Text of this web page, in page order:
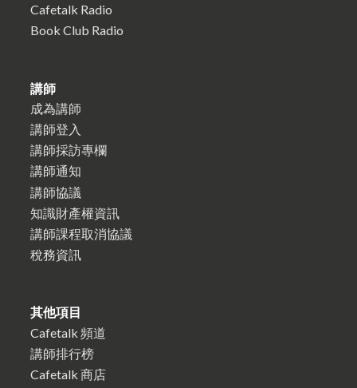
Cafetalk Radio
Book Club Radio
講師
成為講師
講師登入
講師採訪專欄
講師通知
講師協議
知識財產權資訊
講師課程取消協議
稅務資訊
其他項目
Cafetalk 頻道
講師排行榜
Cafetalk 商店